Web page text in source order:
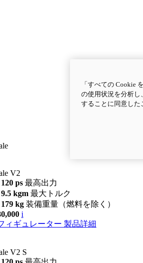
V2
120 ps 最高出力
9.5 kgm 最大トルク
179 kg 装備重量（燃料を除く）
i
ィギュレーター 製品詳細
V2 S
「すべての Cookie
の使用状況を分析し
することに同意し